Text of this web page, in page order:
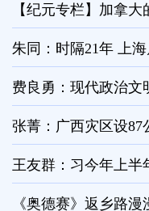
【纪元专栏】加拿
朱同：时隔21年 上
费良勇：现代政治文
张菁：广西灾区设87
王友群：习今年上半
《奥德赛》返乡路